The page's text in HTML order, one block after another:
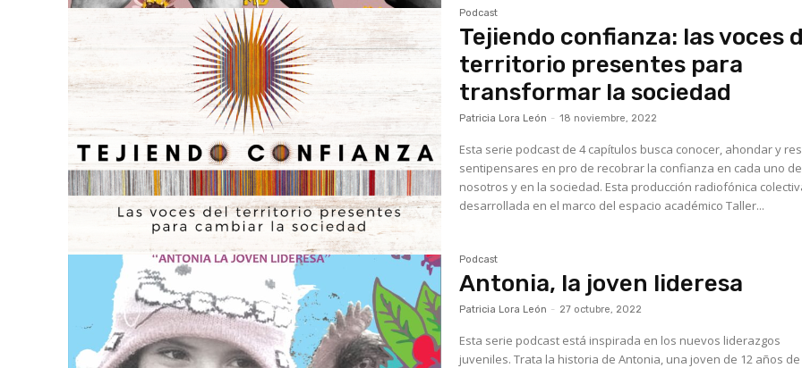
Podcast
Tejiendo confianza: las voces
territorio presentes para
transformar la sociedad
Patricia Lora León - 18 noviembre, 2022
Esta serie podcast de 4 capítulos busca conocer, ahondar y
sentipensares en pro de recobrar la confianza en cada uno de
nosotros y en la sociedad. Esta producción radiofónica
desarrollada en el marco del espacio académico Taller...
Podcast
Antonia, la joven lideresa
Patricia Lora León - 27 octubre, 2022
Esta serie podcast está inspirada en los nuevos liderazgos
juveniles. Trata la historia de Antonia, una joven de 12 años de